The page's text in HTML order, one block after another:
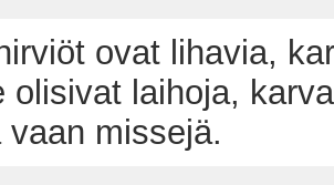
ovat lihavia,
olisivat laihoja,
vaan missejä.